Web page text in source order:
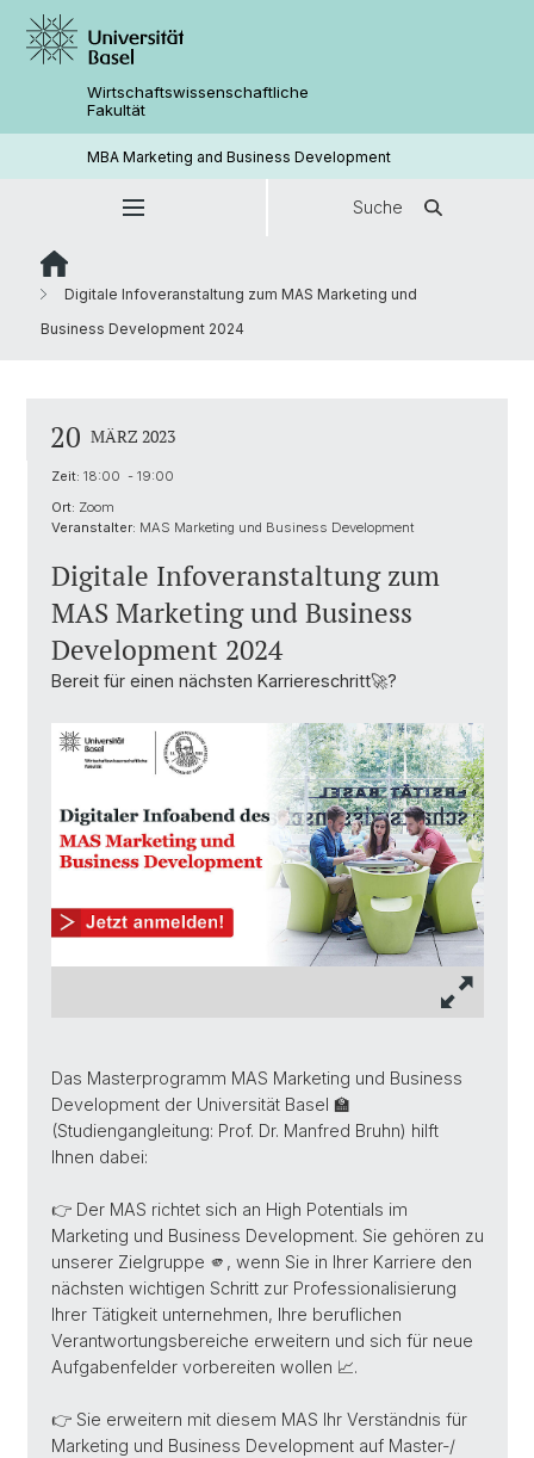
Wirtschaftswissenschaftliche
Fakultät
MBA Marketing and Business Development
Suche
Digitale Infoveranstaltung zum MAS Marketing und
Business Development 2024
20 MÄRZ 2023
Zeit: 18:00 - 19:00
Ort: Zoom
Veranstalter: MAS Marketing und Business Development
Digitale Infoveranstaltung zum
MAS Marketing und Business
Development 2024
Bereit für einen nächsten Karriereschritt🚀?
Das Masterprogramm MAS Marketing und Business
Development der Universität Basel 🏫
(Studiengangleitung: Prof. Dr. Manfred Bruhn) hilft
Ihnen dabei:
👉 Der MAS richtet sich an High Potentials im
Marketing und Business Development. Sie gehören zu
unserer Zielgruppe 🫵, wenn Sie in Ihrer Karriere den
nächsten wichtigen Schritt zur Professionalisierung
Ihrer Tätigkeit unternehmen, Ihre beruflichen
Verantwortungsbereiche erweitern und sich für neue
Aufgabenfelder vorbereiten wollen 📈.
👉 Sie erweitern mit diesem MAS Ihr Verständnis für
Marketing und Business Development auf Master-/